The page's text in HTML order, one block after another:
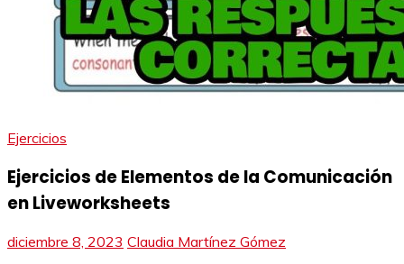
Ejercicios
Ejercicios de Elementos de la Comunicación
en Liveworksheets
diciembre 8, 2023 Claudia Martínez Gómez